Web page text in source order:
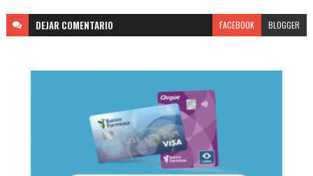
DEJAR COMENTARIO FACEBOOK BLOGGER